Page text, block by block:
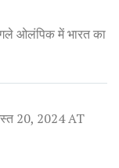
ओलंपिक में भारत का
20, 2024 AT